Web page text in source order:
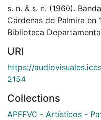
s. n. & s. n. (1960).
Cárdenas de Palmira en
Biblioteca
URI
https://
2154
Collections
APFFVC - Artísticos -